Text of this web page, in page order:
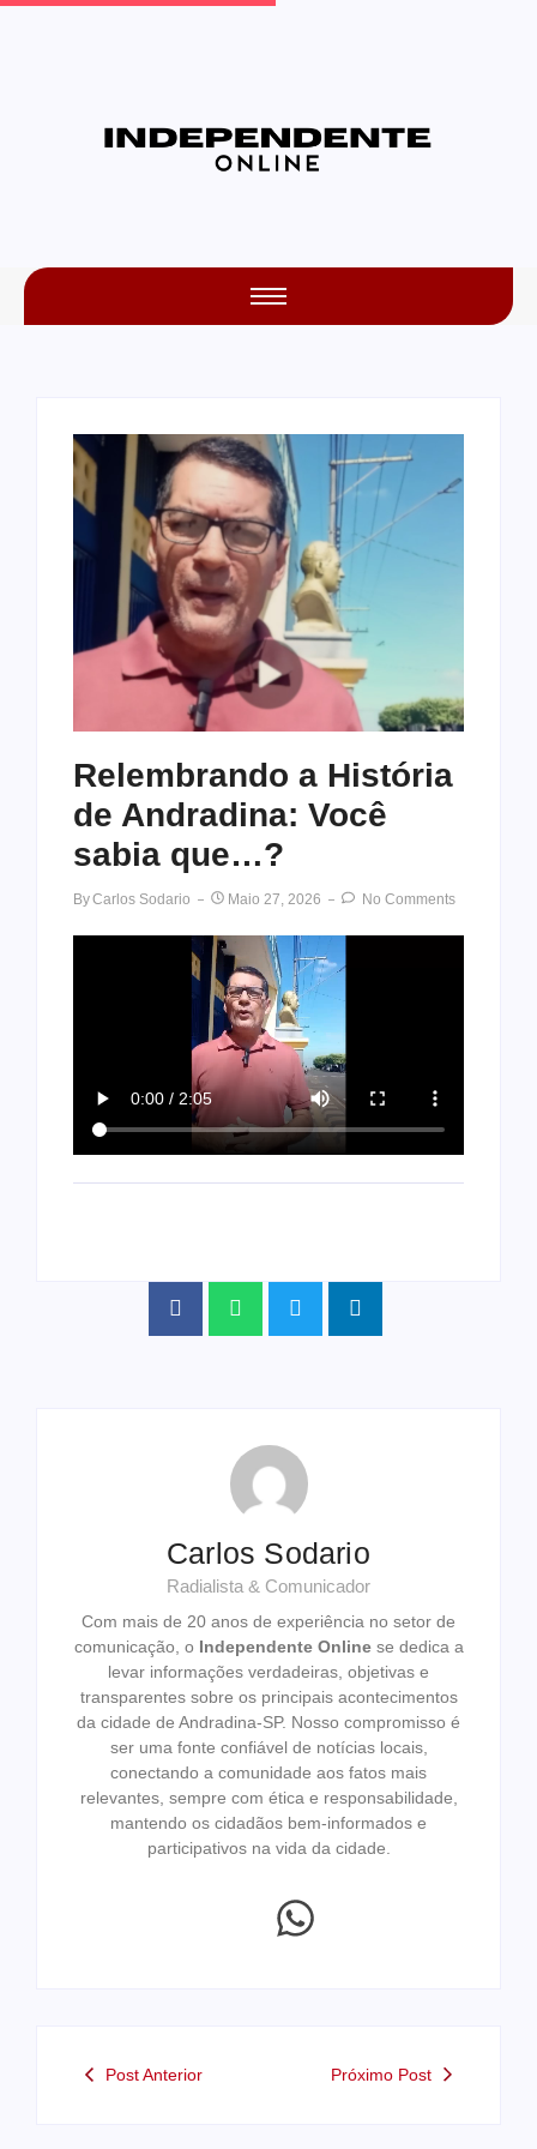
Relembrando a História
de Andradina: Você
sabia que…?
ByCarlos Sodario Maio 27, 2026 No Comments
Carlos Sodario
Radialista & Comunicador
Com mais de 20 anos de experiência no setor de
comunicação, o Independente Onlinese dedica a
levar informações verdadeiras, objetivas e
transparentes sobre os principais acontecimentos
da cidade de Andradina-SP. Nosso compromisso é
ser uma fonte confiável de notícias locais,
conectando a comunidade aos fatos mais
relevantes, sempre com ética e responsabilidade,
mantendo os cidadãos bem-informados e
participativos na vida da cidade.
Post Anterior Próximo Post